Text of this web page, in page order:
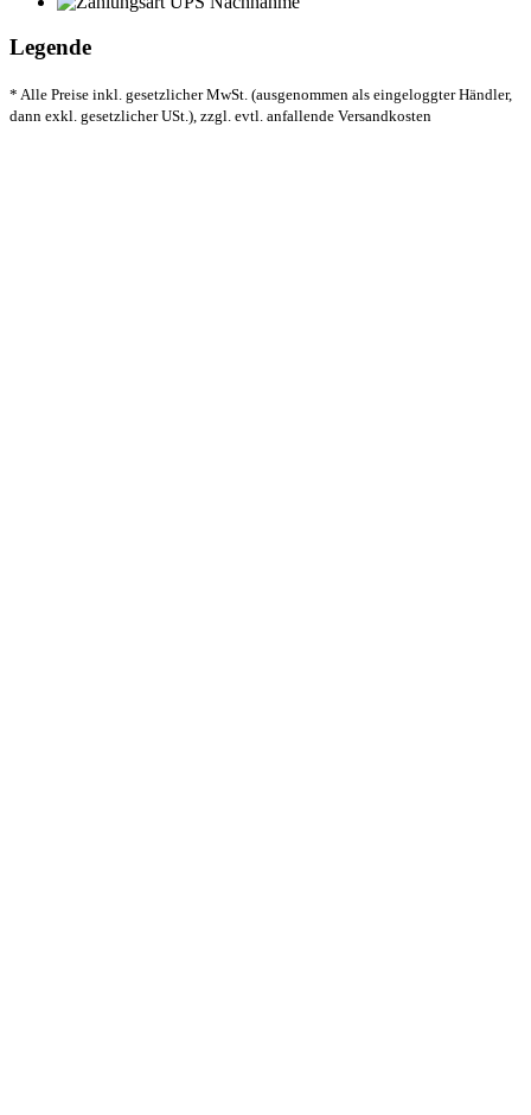
Legende
* Alle Preise inkl. gesetzlicher MwSt. (ausgenommen als eingeloggter Händler,
dann exkl. gesetzlicher USt.), zzgl. evtl. anfallende Versandkosten